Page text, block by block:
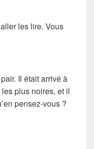
les lire. Vous
Il était arrivé à
plus noires, et il
pensez-vous ?